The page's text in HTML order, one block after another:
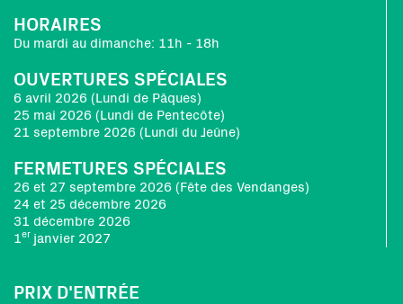
HORAIRES
Du mardi au dimanche: 11h - 18h
OUVERTURES SPÉCIALES
6 avril 2026 (Lundi de Pâques)
25 mai 2026 (Lundi de Pentecôte)
21 septembre 2026 (Lundi du Jeûne)
FERMETURES SPÉCIALES
26 et 27 septembre 2026 (Fête des Vendanges)
24 et 25 décembre 2026
31 décembre 2026
1er janvier 2027
PRIX D'ENTRÉE